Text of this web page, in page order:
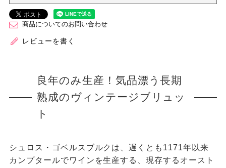
商品についてのお問い合わせ
レビューを書く
良年のみ生産！気品漂う長期
熟成のヴィンテージブリュッ
ト
シュロス・ゴベルスブルクは、遅くとも1171年以来
カンプタールでワインを生産する、現存するオースト